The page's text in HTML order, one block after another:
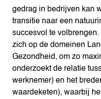
gedrag in bedrijven kan
transitie naar een
succesvol te
zich op de domeinen
Gezondheid, om zo
onderzoekt de relatie
werknemer) en het
waardeketen), waarbij